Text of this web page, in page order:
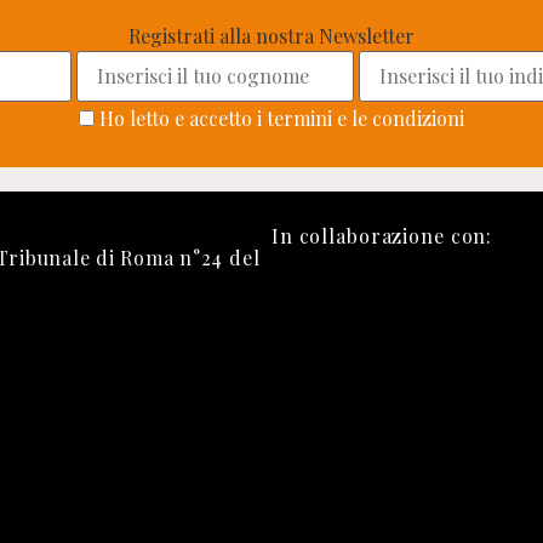
Registrati alla nostra Newsletter
Ho letto e accetto i termini e le condizioni
di Roma n°24 del
In collaborazione con: